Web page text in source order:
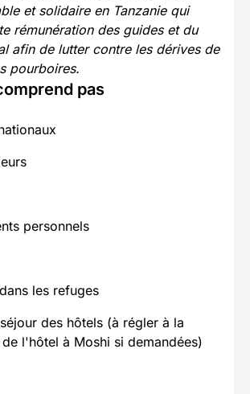
et solidaire en Tanzanie qui
rémunération des guides et du
afin de lutter contre les dérives de
pourboires.
pas
personnels
les refuges
des hôtels (à régler à la
l'hôtel à Moshi si demandées)